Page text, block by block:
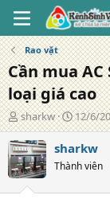
Rao vặt
Cần mua
loại giá cao
T
á
c
g
i
ả
sharkw
N
g
à
y
đ
12/6/
sharkw
Thành viên